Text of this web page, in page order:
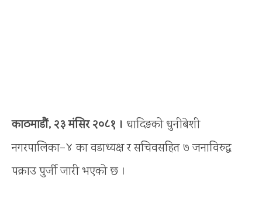
काठमाडौं, २३ मंसिर २०८१ । धादिङको धुनीबेशी
नगरपालिका–४ का वडाध्यक्ष र सचिवसहित ७ जनाविरुद्ध
पक्राउ पुर्जी जारी भएको छ ।